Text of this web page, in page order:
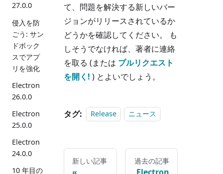
27.0.0
侵入を防
ごう: サン
ドボック
スでアプ
リを強化
Electron
26.0.0
Electron
25.0.0
Electron
24.0.0
10 年目の
て、問題を解決する新しいバー
ジョンがリリースされているか
どうかを確認してください。 も
しそうでなければ、著者に連絡
を取る (または プルリクエスト
を開く! ) とよいでしょう。
タグ: Release ニュース
新しい記事 過去の記事
Electron